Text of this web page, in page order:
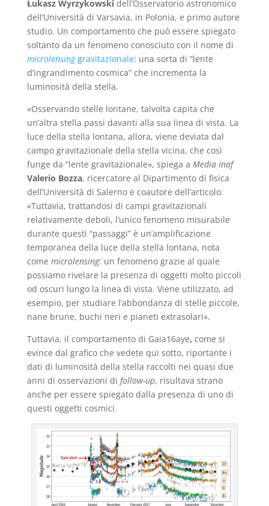
Łukasz Wyrzykowskidell’Osservatorio astronomico
dell’Università di Varsavia, in Polonia, e primo autore
studio. Un comportamento che può essere spiegato
soltanto da un fenomeno conosciuto con il nome di
microlensinggravitazionale: una sorta di “lente
d’ingrandimento cosmica” che incrementa la
luminosità della stella.
«Osservando stelle lontane, talvolta capita che
un’altra stella passi davanti alla sua linea di vista. La
luce della stella lontana, allora, viene deviata dal
campo gravitazionale della stella vicina, che così
funge da “lente gravitazionale», spiega a Media Inaf
Valerio Bozza, ricercatore al Dipartimento di fisica
dell’Università di Salerno e coautore dell’articolo.
«Tuttavia, trattandosi di campi gravitazionali
relativamente deboli, l’unico fenomeno misurabile
durante questi “passaggi” è un’amplificazione
temporanea della luce della stella lontana, nota
come microlensing: un fenomeno grazie al quale
possiamo rivelare la presenza di oggetti molto piccoli
od oscuri lungo la linea di vista. Viene utilizzato, ad
esempio, per studiare l’abbondanza di stelle piccole,
nane brune, buchi neri e pianeti extrasolari».
Tuttavia, il comportamento di Gaia16aye, come si
evince dal grafico che vedete qui sotto, riportante i
dati di luminosità della stella raccolti nei quasi due
anni di osservazioni di follow-up, risultava strano
anche per essere spiegato dalla presenza di uno di
questi oggetti cosmici.